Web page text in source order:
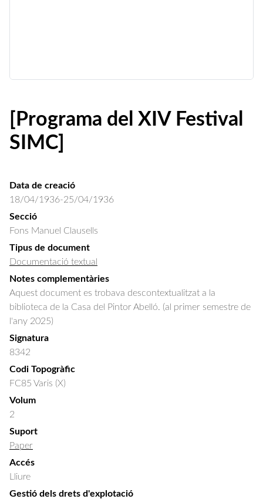
[Programa del XIV Festival
SIMC]
Data de creació
18/04/1936-25/04/1936
Secció
Fons Manuel Clausells
Tipus de document
Documentació textual
Notes complementàries
Aquest document es trobava descontextualitzat a la
biblioteca de la Casa del Pintor Abelló. (al primer semestre de
l'any 2025)
Signatura
8342
Codi Topogràfic
FC85 Varis (X)
Volum
2
Suport
Paper
Accés
Lliure
Gestió dels drets d'explotació